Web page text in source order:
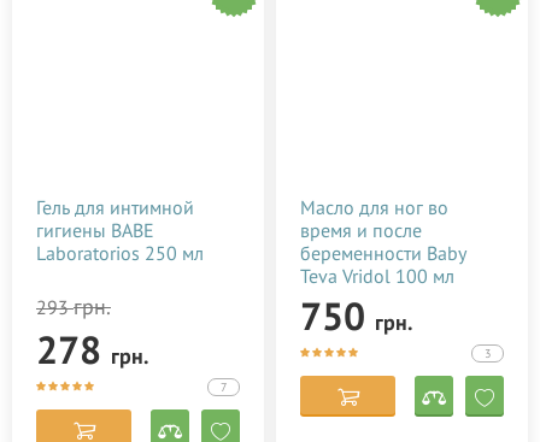
Гель для интимной
гигиены BABE
Laboratorios 250 мл
293грн.
278 грн.
7
Масло для ног во
время и после
беременности Baby
Teva Vridol 100 мл
750 грн.
3